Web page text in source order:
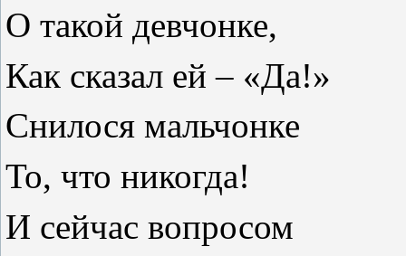
О такой девчонке,
Как сказал ей – «Да!»
Снилося мальчонке
То, что никогда!
И сейчас вопросом